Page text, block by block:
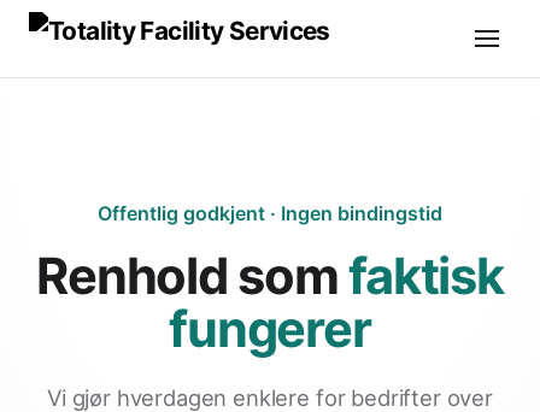
Offentlig godkjent · Ingen bindingstid
Renhold somfaktisk
fungerer
Vi gjør hverdagen enklere for bedrifter over